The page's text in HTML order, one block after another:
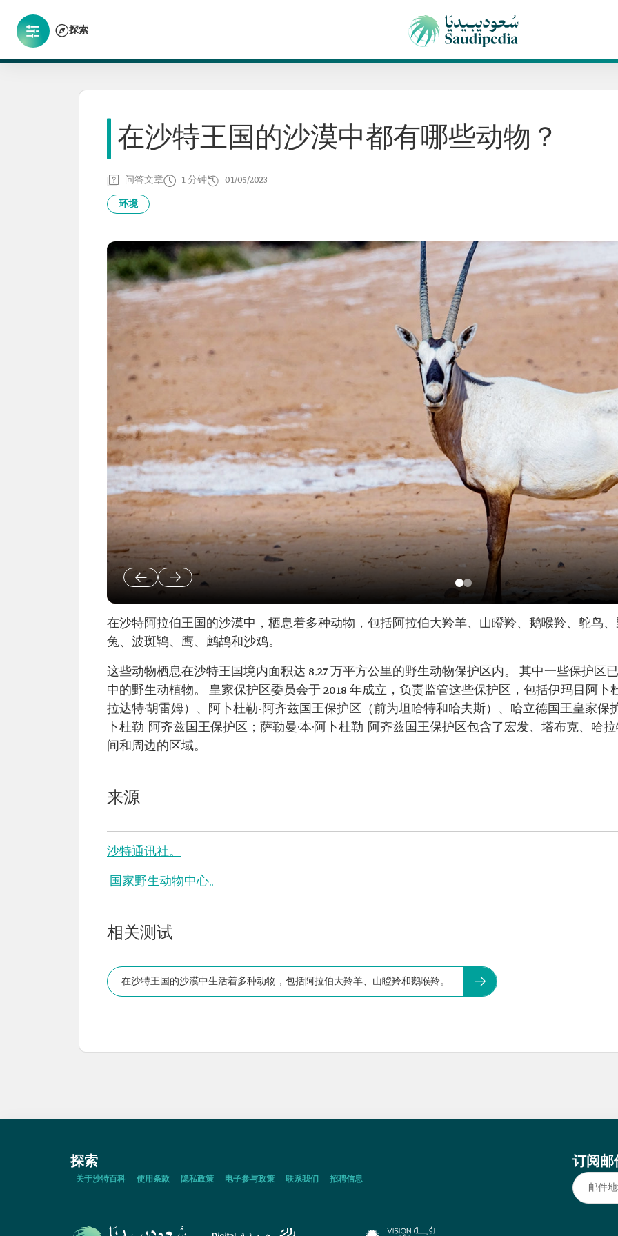
探索
在沙特王国的沙漠中都有哪些动物？
问答文章 1 分钟 01/05/2023
环境
在沙特阿拉伯王国的沙漠中，栖息着多种动物，包括阿拉伯大羚羊、山瞪羚、鹅喉羚、鸵鸟
兔、波斑鸨、鹰、鹧鸪和沙鸡。
这些动物栖息在沙特王国境内面积达 8.27 万平方公里的野生动物保护区内。 其中一些保护区
中的野生动植物。 皇家保护区委员会于 2018 年成立，负责监管这些保护区，包括伊玛目阿卜
拉达特·胡雷姆）、阿卜杜勒-阿齐兹国王保护区（前为坦哈特和哈夫斯）、哈立德国王皇家保
卜杜勒-阿齐兹国王保护区；萨勒曼·本·阿卜杜勒-阿齐兹国王保护区包含了宏发、塔布克、哈
间和周边的区域。
来源
沙特通讯社。
国家野生动物中心。
相关测试
在沙特王国的沙漠中生活着多种动物，包括阿拉伯大羚羊、山瞪羚和鹅喉羚。
探索
关于沙特百科 使用条款 隐私政策 电子参与政策 联系我们 招聘信息
订阅邮